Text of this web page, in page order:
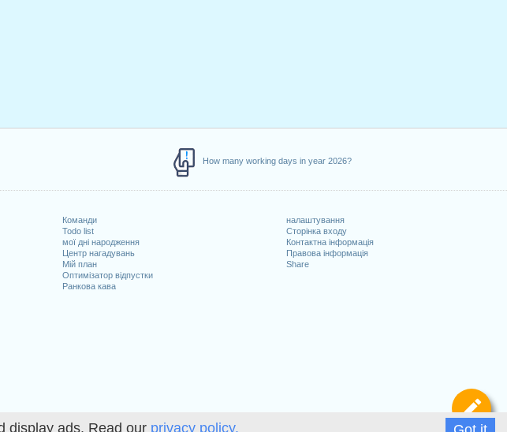
display ads. Read our privacy policy.
How many working days in year 2026?
Команди
Todo list
мої дні народження
Центр нагадувань
Мій план
Оптимізатор відпустки
Ранкова кава
налаштування
Сторінка входу
Контактна інформація
Правова інформація
Share